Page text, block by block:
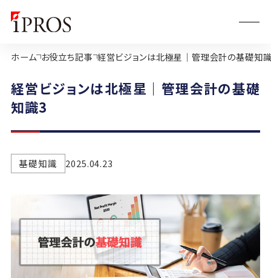
ホーム お役立ち記事 経営ビジョンは北極星｜管理会計の基礎知
経営ビジョンは北極星｜管理会計の基礎
知識3
基礎知識 2025.04.23